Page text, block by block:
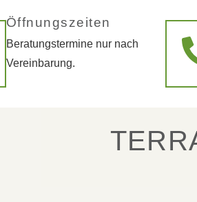
Öffnungszeiten
Beratungstermine nur nach
Vereinbarung.